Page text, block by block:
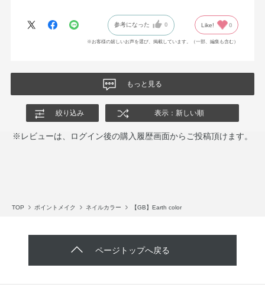
参考になった 0 Like! 0
※お客様の嬉しいお声を選び、掲載しています。（一部、編集も含む）
もっと見る
絞り込み 表示：新しい順
※レビューは、ログイン後の購入履歴画面からご投稿頂けます。
TOP ポイントメイク ネイルカラー 【GB】Earth color
ページトップへ戻る